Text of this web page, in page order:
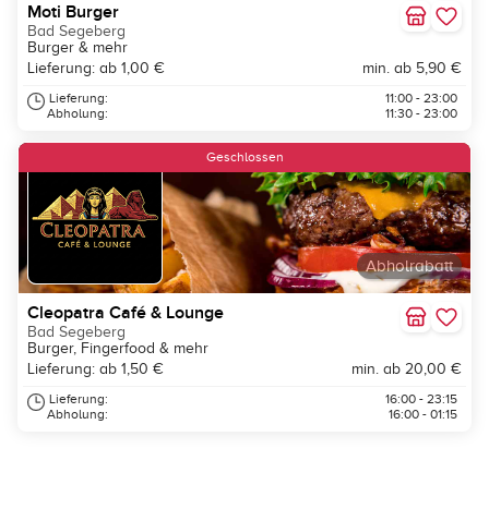
Moti Burger
Bad Segeberg
Burger & mehr
Lieferung: ab 1,00 €
min. ab 5,90 €
Lieferung:
Abholung:
11:00 - 23:00
11:30 - 23:00
Abholrabatt
Geschlossen
Cleopatra Café & Lounge
Bad Segeberg
Burger, Fingerfood & mehr
Lieferung: ab 1,50 €
min. ab 20,00 €
Lieferung:
Abholung:
16:00 - 23:15
16:00 - 01:15